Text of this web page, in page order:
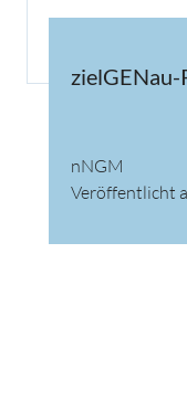
nNGM
Veröffentlicht